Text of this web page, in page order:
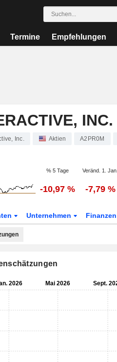
Termine Empfehlungen
INC.
Inc. Aktien A2PR0M
% 5 Tage Veränd. 1. Jan.
-10,97 % -7,79 %
Unternehmen Finanzen